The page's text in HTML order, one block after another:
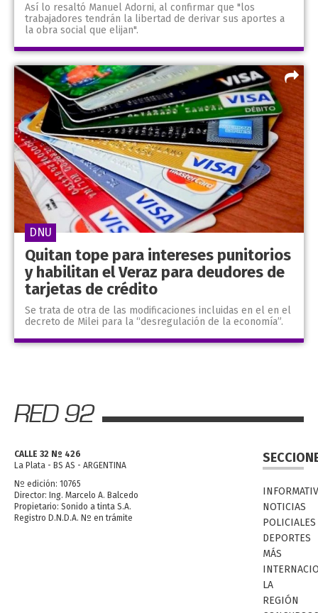
Así lo resaltó Manuel Adorni, al confirmar que "los
trabajadores tendrán la libertad de derivar sus aportes a
la obra social que elijan".
Quitan tope para intereses punitorios
y habilitan el Veraz para deudores de
tarjetas de crédito
Se trata de otra de las modificaciones incluidas en el en el
decreto de Milei para la “desregulación de la economía”.
DNU
CALLE 32 Nº 426
La Plata - BS AS - ARGENTINA
Nº edición: 10765
Director: Ing. Marcelo A. Balcedo
Propietario: Sonido a tinta S.A.
Registro D.N.D.A. Nº en trámite
NOTICIAS
POLICIALES
DEPORTES
MÁS
LA
REGIÓN